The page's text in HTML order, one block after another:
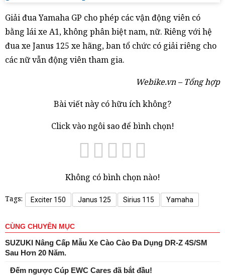
Giải đua Yamaha GP cho phép các vận động viên có
bằng lái xe A1, không phân biệt nam, nữ. Riêng với hệ
đua xe Janus 125 xe hãng, ban tổ chức có giải riêng cho
các nữ vẫn động viên tham gia.
Webike.vn – Tổng hợp
Bài viết này có hữu ích không?
Click vào ngôi sao để bình chọn!
Không có bình chọn nào!
Tags: Exciter 150 Janus 125 Sirius 115 Yamaha
CÙNG CHUYÊN MỤC
SUZUKI Nâng Cấp Mẫu Xe Cào Cào Đa Dụng DR-Z 4S/SM
Sau Hơn 20 Năm.
Đếm ngược Cúp EWC Cares đã bắt đầu!